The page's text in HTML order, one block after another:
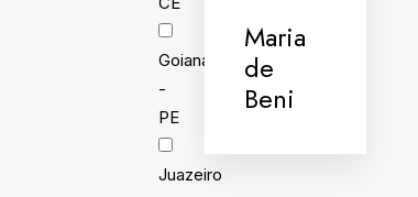
Goiana
-
PE
Juazeiro
Maria
de
Beni